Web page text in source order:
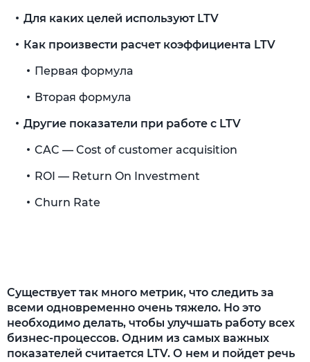
Существует так много метрик, что следить за
всеми одновременно очень тяжело. Но это
необходимо делать, чтобы улучшать работу всех
бизнес-процессов. Одним из самых важных
показателей считается LTV. О нем и пойдет речь
Для каких целей используют LTV
Как произвести расчет коэффициента LTV
Первая формула
Вторая формула
Другие показатели при работе с LTV
CAC — Cost of customer acquisition
ROI — Return On Investment
Churn Rate
Почтовая рассылка
Дружба с клиентами